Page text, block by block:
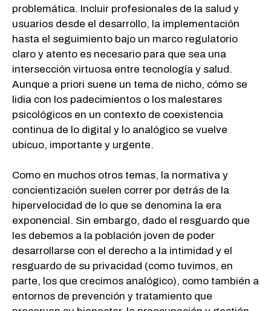
problemática. Incluir profesionales de la salud y
usuarios desde el desarrollo, la implementación
hasta el seguimiento bajo un marco regulatorio
claro y atento es necesario para que sea una
intersección virtuosa entre tecnología y salud.
Aunque a priori suene un tema de nicho, cómo se
lidia con los padecimientos o los malestares
psicológicos en un contexto de coexistencia
continua de lo digital y lo analógico se vuelve
ubicuo, importante y urgente.
Como en muchos otros temas, la normativa y
concientización suelen correr por detrás de la
hipervelocidad de lo que se denomina la era
exponencial. Sin embargo, dado el resguardo que
les debemos a la población joven de poder
desarrollarse con el derecho a la intimidad y el
resguardo de su privacidad (como tuvimos, en
parte, los que crecimos analógico), como también a
entornos de prevención y tratamiento que